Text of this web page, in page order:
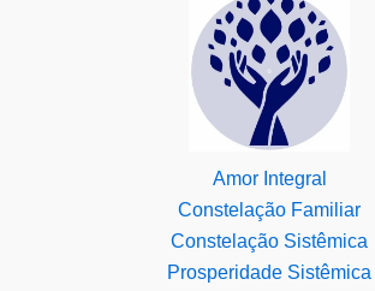
Amor Integral
Constelação Familiar
Constelação Sistêmica
Prosperidade Sistêmica